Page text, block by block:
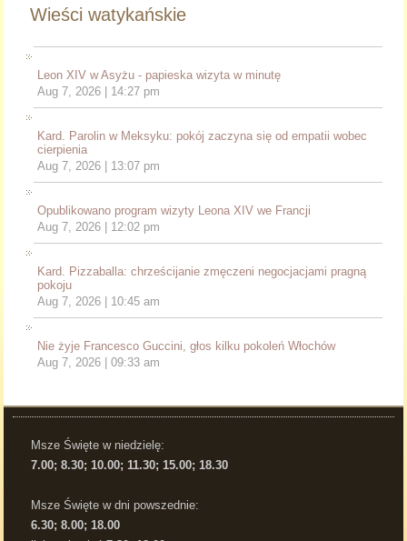
Wieści watykańskie
Leon XIV w Asyżu - papieska wizyta w minutę
Aug 7, 2026 | 14:27 pm
Kard. Parolin w Meksyku: pokój zaczyna się od empatii wobec
cierpienia
Aug 7, 2026 | 13:07 pm
Opublikowano program wizyty Leona XIV we Francji
Aug 7, 2026 | 12:02 pm
Kard. Pizzaballa: chrześcijanie zmęczeni negocjacjami pragną
pokoju
Aug 7, 2026 | 10:45 am
Nie żyje Francesco Guccini, głos kilku pokoleń Włochów
Aug 7, 2026 | 09:33 am
Msze Święte w niedzielę:
7.00; 8.30; 10.00; 11.30; 15.00; 18.30
Msze Święte w dni powszednie:
6.30; 8.00; 18.00